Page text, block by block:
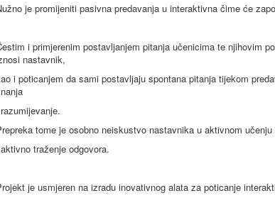
je promijeniti pasivna predavanja u interaktivna čime će
i primjerenim postavljanjem pitanja učenicima te njihovim
nastavnik,
i poticanjem da sami postavljaju spontana pitanja tijekom
tome je osobno neiskustvo nastavnika u aktivnom
traženje odgovora.
je usmjeren na izradu inovativnog alata za poticanje